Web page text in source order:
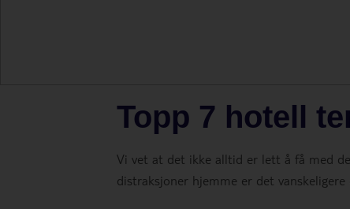
Topp 7 hotell
Vi vet at det ikke alltid er lett å få med
distraksjoner hjemme er det